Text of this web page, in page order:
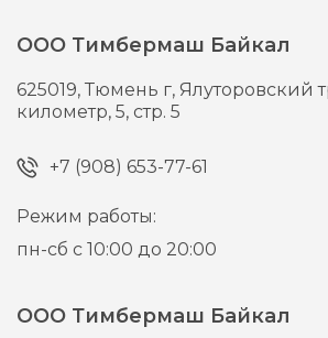
ООО Тимбермаш Байкал
625019,Тюмень г, Ялуторовский
километр, 5, стр. 5
+7 (908) 653-77-61
Режим работы:
пн-сб с 10:00 до 20:00
ООО Тимбермаш Байкал